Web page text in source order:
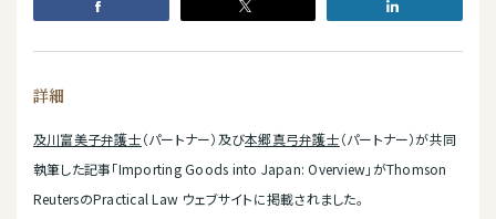
詳細
及川富美子弁護士（パートナー）及び本郷真弓弁護士（パートナー）が共同
執筆した記事「Importing Goods into Japan: Overview」がThomson
ReutersのPractical Law ウェブサイトに掲載されました。